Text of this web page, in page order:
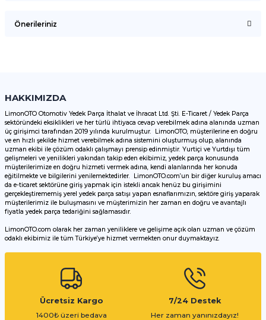
Önerileriniz
Görüş ve önerileriniz için teşekkür ederiz.
Ürün resmi kalitesiz, bozuk veya görüntülenemiyor.
Ürün açıklamasında eksik bilgiler bulunuyor.
Ürün bilgilerinde hatalar bulunuyor.
Ürün fiyatı diğer sitelerden daha pahalı.
Bu ürüne benzer farklı alternatifler olmalı.
HAKKIMIZDA
LimonOTO Otomotiv Yedek Parça İthalat ve İhracat Ltd. Şti. E-Ticaret / Yedek Parça
sektöründeki eksiklikleri ve her türlü ihtiyaca cevap verebilmek adına alanında uzman
üç girişimci tarafından 2019 yılında kurulmuştur. LimonOTO, müşterilerine en doğru
ve en hızlı şekilde hizmet verebilmek adına sistemini oluşturmuş olup, alanında
uzman ekibi ile çözüm odaklı çalışmayı prensip edinmiştir. Yurtiçi ve Yurtdışı tüm
gelişmeleri ve yenilikleri yakından takip eden ekibimiz, yedek parça konusunda
müşterilerimize en doğru hizmeti vermek adına, kendi alanlarında her konuda
eğitilmekte ve bilgilerini yenilemektedirler. LimonOTO.com’un bir diğer kuruluş amacı
da e-ticaret sektörüne giriş yapmak için istekli ancak henüz bu girişimini
gerçekleştirememiş yerel yedek parça satışı yapan esnaflarımızın, sektöre giriş yaparak
müşterilerimiz ile buluşmasını ve müşterimizin her zaman en doğru ve avantajlı
fiyatla yedek parça tedariğini sağlamasıdır.
LimonOTO.com olarak her zaman yeniliklere ve gelişime açık olan uzman ve çözüm
odaklı ekibimiz ile tüm Türkiye’ye hizmet vermekten onur duymaktayız.
Ücretsiz Kargo
1400₺ üzeri bedava
7/24 Destek
Her zaman yanınızdayız!